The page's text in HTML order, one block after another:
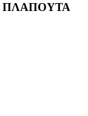
ΠΛΑΠΟΥΤΑ